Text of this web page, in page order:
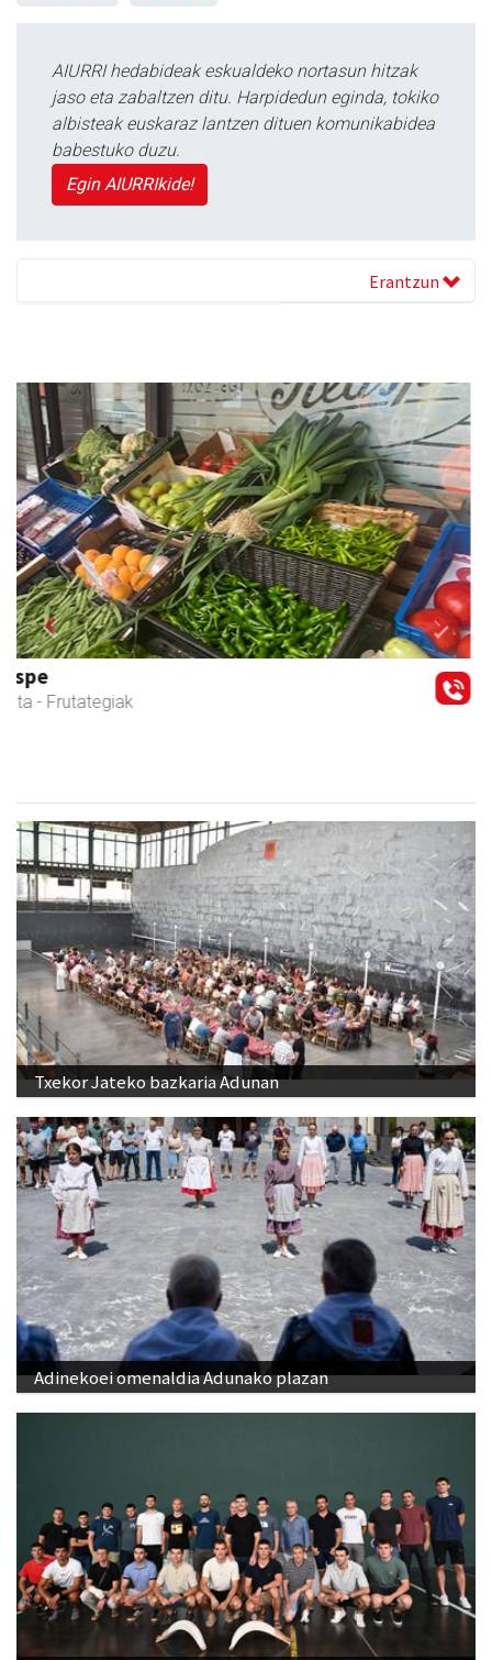
AIURRI hedabideak eskualdeko nortasun hitzak
jaso eta zabaltzen ditu. Harpidedun eginda, tokiko
albisteak euskaraz lantzen dituen komunikabidea
babestuko duzu.
Egin AIURRIkide!
Erantzun
Urnietako Udala
Urnieta - Udaletxeak
Previous Next
Txekor Jateko bazkaria Adunan
Adinekoei omenaldia Adunako plazan